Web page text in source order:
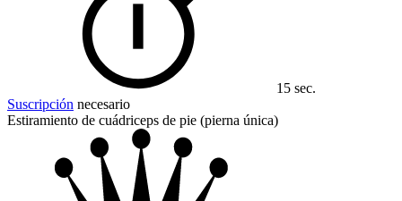
15 sec.
Suscripción necesario
Estiramiento de cuádriceps de pie (pierna única)